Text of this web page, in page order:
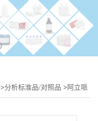
>分析标准品/对照品 >阿立哌